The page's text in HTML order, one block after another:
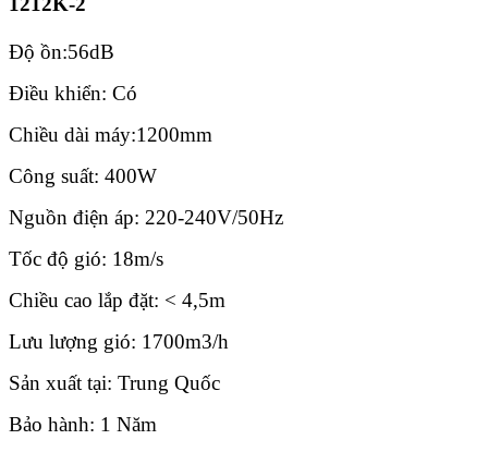
Độ ồn:56dB
Điều khiển: Có
Chiều dài máy:1200mm
Công suất: 400W
Nguồn điện áp: 220-240V/50Hz
Tốc độ gió: 18m/s
Chiều cao lắp đặt: < 4,5m
Lưu lượng gió: 1700m3/h
Sản xuất tại: Trung Quốc
Bảo hành: 1 Năm